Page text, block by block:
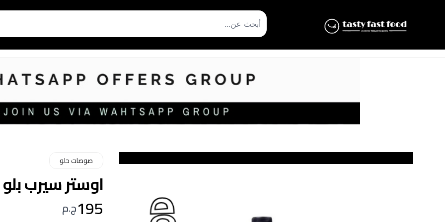
صوصات حلو
اوستر سيرب
195ج.م